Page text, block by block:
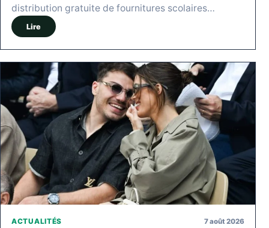
distribution gratuite de fournitures scolaires…
Lire
ACTUALITÉS 7 août 2026